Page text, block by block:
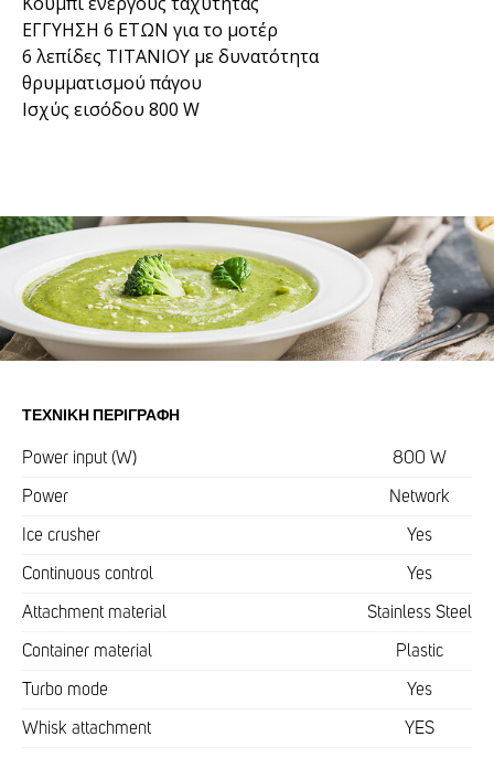
ΕΓΓΥΗΣΗ 6 ΕΤΩΝ για το μοτέρ
6 λεπίδες ΤΙΤΑΝΙΟΥ με δυνατότητα
θρυμματισμού πάγου
Ισχύς εισόδου 800 W
ΤΕΧΝΙΚΉ ΠΕΡΙΓΡΑΦΉ
Power input (W) 800 W
Power Network
Ice crusher Yes
Continuous control Yes
Attachment material Stainless Steel
Container material Plastic
Turbo mode Yes
Whisk attachment YES